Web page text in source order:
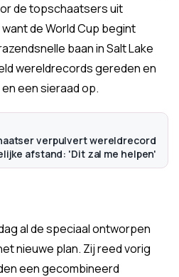
de topschaatsers uit
de World Cup begint
baan in Salt Lake
wereldrecords gereden en
een sieraad op.
verpulvert wereldrecord
afstand: 'Dit zal me helpen'
al de speciaal ontworpen
nieuwe plan. Zij reed vorig
een gecombineerd